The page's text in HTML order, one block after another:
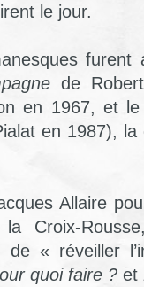
le jour.
furent
de
en 1967, et
en 1987), la
Allaire
Croix-
de « réveiller
quoi faire ? et